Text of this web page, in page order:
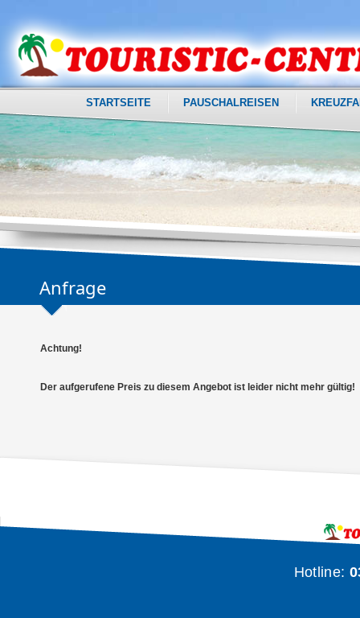
STARTSEITE PAUSCHALREISEN
Anfrage
Achtung!
Der aufgerufene Preis zu diesem Angebot ist leider nicht mehr gültig!
Hotline: